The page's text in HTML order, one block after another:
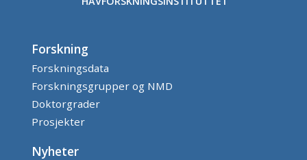
Forskning
Forskningsdata
Forskningsgrupper og NMD
Doktorgrader
Prosjekter
Nyheter